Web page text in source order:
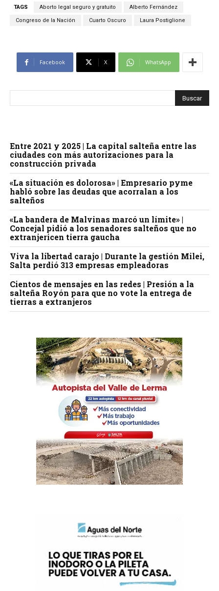
TAGS Aborto legal seguro y gratuito Alberto Fernández
Congreso de la Nación Cuarto Oscuro Laura Postiglione
Facebook X WhatsApp
Entre 2021 y 2025 | La capital salteña entre las
ciudades con más autorizaciones para la
construcción privada
«La situación es dolorosa» | Empresario pyme
habló sobre las deudas que acorralan a los
salteños
«La bandera de Malvinas marcó un límite» |
Concejal pidió a los senadores salteños que no
extranjericen tierra gaucha
Viva la libertad carajo | Durante la gestión Milei,
Salta perdió 313 empresas empleadoras
Cientos de mensajes en las redes | Presión a la
salteña Royón para que no vote la entrega de
tierras a extranjeros